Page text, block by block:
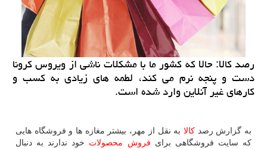
رصد كالا: حالا كه كشور ما با مشكلات ناشی از ویروس كرونا
دست و پنجه نرم می كند، لطمه های زیادی به كسب و
كارهای غیر آنلاین وارد شده است.
به گزارش رصدكالا به نقل از مهر، بیشتر مغازه ها و فروشگاه هایی
كه سایت فروشگاهی برای فروش محصولات خود ندارند به دنبال